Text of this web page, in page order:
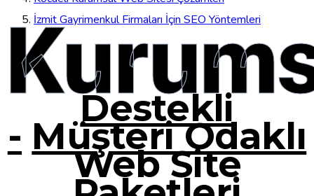
İzmit Gayrimenkul Firmaları İçin SEO Yöntemleri
Destekli
- Müşteri Odaklı
Web Site